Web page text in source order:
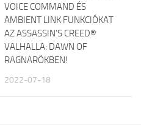
VOICE COMMAND ÉS
AMBIENT LINK FUNKCIÓKAT
AZ ASSASSIN’S CREED®
VALHALLA: DAWN OF
RAGNARÖKBEN!
2022-07-18